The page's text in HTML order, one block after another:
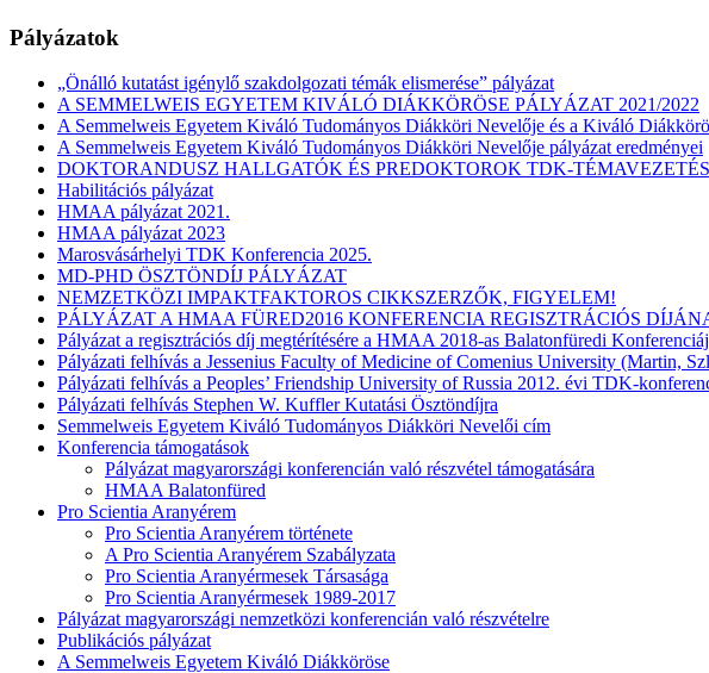
Pályázatok
„Önálló kutatást igénylő szakdolgozati témák elismerése” pályázat
A SEMMELWEIS EGYETEM KIVÁLÓ DIÁKKÖRÖSE PÁLYÁZAT 2021/2022
A Semmelweis Egyetem Kiváló Tudományos Diákköri Nevelője és a Kiváló
A Semmelweis Egyetem Kiváló Tudományos Diákköri Nevelője pályázat eredményei
DOKTORANDUSZ HALLGATÓK ÉS PREDOKTOROK TDK-
Habilitációs pályázat
HMAA pályázat 2021.
HMAA pályázat 2023
Marosvásárhelyi TDK Konferencia 2025.
MD-PHD ÖSZTÖNDÍJ PÁLYÁZAT
NEMZETKÖZI IMPAKTFAKTOROS CIKKSZERZŐK, FIGYELEM!
PÁLYÁZAT A HMAA FÜRED2016 KONFERENCIA REGISZTRÁCIÓS
Pályázat a regisztrációs díj megtérítésére a HMAA 2018-as Balatonfüredi
Pályázati felhívás a Jessenius Faculty of Medicine of Comenius University (Martin,
Pályázati felhívás a Peoples’ Friendship University of Russia 2012. évi TDK-
Pályázati felhívás Stephen W. Kuffler Kutatási Ösztöndíjra
Semmelweis Egyetem Kiváló Tudományos Diákköri Nevelői cím
Konferencia támogatások
Pályázat magyarországi konferencián való részvétel támogatására
HMAA Balatonfüred
Pro Scientia Aranyérem
Pro Scientia Aranyérem története
A Pro Scientia Aranyérem Szabályzata
Pro Scientia Aranyérmesek Társasága
Pro Scientia Aranyérmesek 1989-2017
Pályázat magyarországi nemzetközi konferencián való részvételre
Publikációs pályázat
A Semmelweis Egyetem Kiváló Diákköröse